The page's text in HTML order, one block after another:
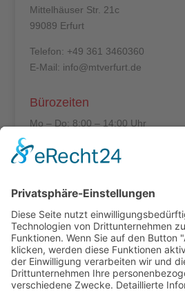
Mittelhäuser Str. 21c
99089 Erfurt
Telefon: +49 361 3460360
E-Mail: info@mtverfurt.de
Bürozeiten
Mo – Do: 8:00 – 14:00 Uhr
Fr: 8:00 – 12:00 Uhr
Termine außerhalb unserer
nach Absprache.
Folgt uns auf facebook